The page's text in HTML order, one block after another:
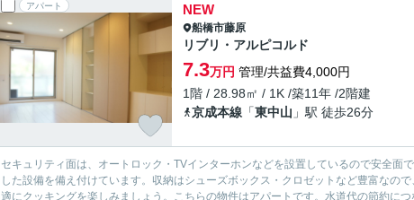
アパート NEW
船橋市藤原
リブリ・アルピコルド
7.3万円 管理/共益費4,000円
1階 / 28.98㎡ / 1K /築11年 /2階建
京成本線 「東中山 」駅 徒歩26分
セキュリティ面は、オートロック・TVインターホンなどを設置しているので安全面
した設備を備え付けています。収納はシューズボックス・クロゼットなど豊富なの
適にクッキングを楽しみましょう。こちらの物件はアパートです。水道代の節約に